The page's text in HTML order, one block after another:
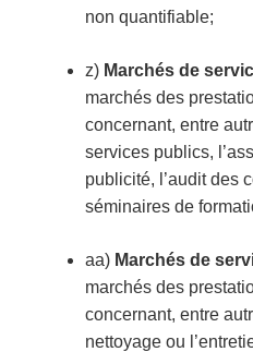
non quantifiable;
z) Marchés de
marchés des
concernant, entre
services publics,
publicité, l’audit des
séminaires de
aa) Marchés de
marchés des
concernant, entre
nettoyage ou